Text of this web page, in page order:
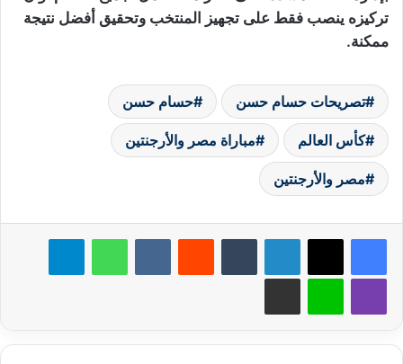
تركيزه ينصب فقط على تجهيز المنتخب وتحقيق أفضل نتيجة
ممكنة.
تصريحات حسام حسن حسام حسن
كأس العالم مباراة مصر والأرجنتين
مصر والأرجنتين
لينكدإن واتساب
لاين